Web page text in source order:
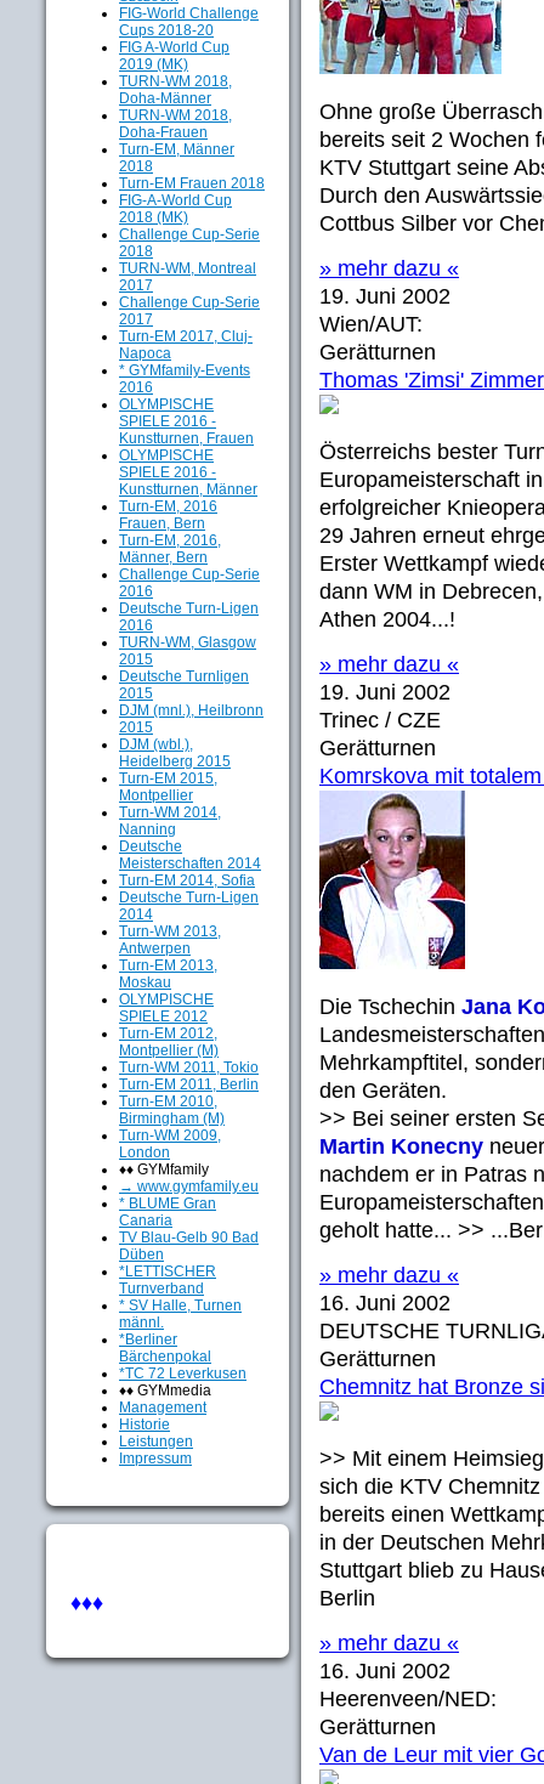
FIG-World Challenge
Cups 2018-20
FIG A-World Cup
2019 (MK)
TURN-WM 2018,
Doha-Männer
TURN-WM 2018,
Doha-Frauen
Turn-EM, Männer
2018
Turn-EM Frauen 2018
FIG-A-World Cup
2018 (MK)
Challenge Cup-Serie
2018
TURN-WM, Montreal
2017
Challenge Cup-Serie
2017
Turn-EM 2017, Cluj-
Napoca
* GYMfamily-Events
2016
OLYMPISCHE
SPIELE 2016 -
Kunstturnen, Frauen
OLYMPISCHE
SPIELE 2016 -
Kunstturnen, Männer
Turn-EM, 2016
Frauen, Bern
Turn-EM, 2016,
Männer, Bern
Challenge Cup-Serie
2016
Deutsche Turn-Ligen
2016
TURN-WM, Glasgow
2015
Deutsche Turnligen
2015
DJM (mnl.), Heilbronn
2015
DJM (wbl.),
Heidelberg 2015
Turn-EM 2015,
Montpellier
Turn-WM 2014,
Nanning
Deutsche
Meisterschaften 2014
Turn-EM 2014, Sofia
Deutsche Turn-Ligen
2014
Turn-WM 2013,
Antwerpen
Turn-EM 2013,
Moskau
OLYMPISCHE
SPIELE 2012
Turn-EM 2012,
Montpellier (M)
Turn-WM 2011, Tokio
Turn-EM 2011, Berlin
Turn-EM 2010,
Birmingham (M)
Turn-WM 2009,
London
♦♦ GYMfamily
→ www.gymfamily.eu
* BLUME Gran
Canaria
TV Blau-Gelb 90 Bad
Düben
*LETTISCHER
Turnverband
* SV Halle, Turnen
männl.
*Berliner
Bärchenpokal
*TC 72 Leverkusen
♦♦ GYMmedia
Management
Historie
Leistungen
Impressum
♦♦♦
Ohne große
bereits seit 2 Wochen
KTV Stuttgart seine
Durch den
Cottbus Silber vor
» mehr dazu «
19. Juni 2002
Wien/AUT:
Gerätturnen
Thomas 'Zimsi'
Österreichs bester
Europameisterschaft
erfolgreicher
29 Jahren erneut
Erster Wettkampf
dann WM in
Athen 2004...!
» mehr dazu «
19. Juni 2002
Trinec / CZE
Gerätturnen
Komrskova mit
Die Tschechin Jana
Mehrkampftitel,
den Geräten.
>> Bei seiner ersten
Martin Konecny
nachdem er in Patras
geholt hatte... >>
» mehr dazu «
16. Juni 2002
DEUTSCHE
Gerätturnen
Chemnitz hat Bronze
>> Mit einem
sich die KTV
bereits einen
in der Deutschen
Stuttgart blieb zu
Berlin
» mehr dazu «
16. Juni 2002
Heerenveen/NED:
Gerätturnen
Van de Leur mit vier